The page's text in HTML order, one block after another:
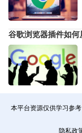
谷歌浏览器插件如
本平台资源仅供学习参
隐私政